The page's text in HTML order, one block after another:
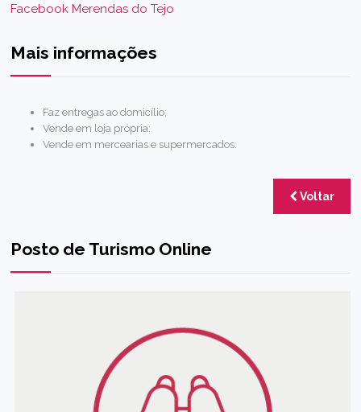
Facebook Merendas do Tejo
Mais informações
Faz entregas ao domicílio;
Vende em loja própria:
Vende em mercearias e supermercados.
Voltar
Posto de Turismo Online